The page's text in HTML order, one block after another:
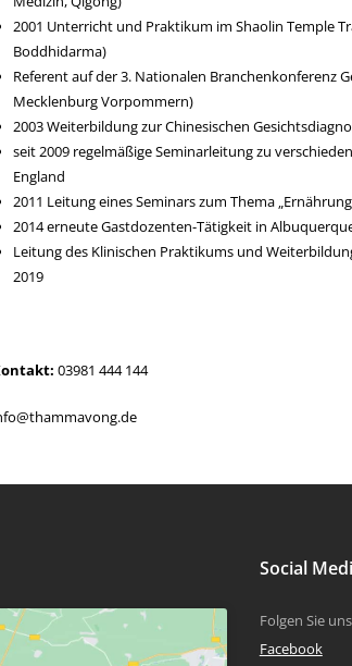
2001 Unterricht und Praktikum im Shaolin Temple
Boddhidarma)
Referent auf der 3. Nationalen Branchenkonferenz
Mecklenburg Vorpommern)
2003 Weiterbildung zur Chinesischen
seit 2009 regelmäßige Seminarleitung zu
England
2011 Leitung eines Seminars zum Thema
2014 erneute Gastdozenten-Tätigkeit in
Leitung des Klinischen Praktikums und
2019
03981 444 144
Social
Folgen Sie
Facebook